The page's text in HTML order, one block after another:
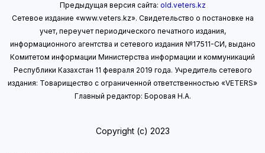
Предыдущая версия сайта: old.veters.kz
Сетевое издание «www.veters.kz». Свидетельство о постановке на
учет, переучет периодического печатного издания,
информационного агентства и сетевого издания №17511-СИ, выдано
Комитетом информации Министерства информации и коммуникаций
Республики Казахстан 11 февраля 2019 года. Учредитель сетевого
издания: Товарищество с ограниченной ответственностью «VETERS»
Главный редактор: Боровая Н.А.
Copyright (с) 2023